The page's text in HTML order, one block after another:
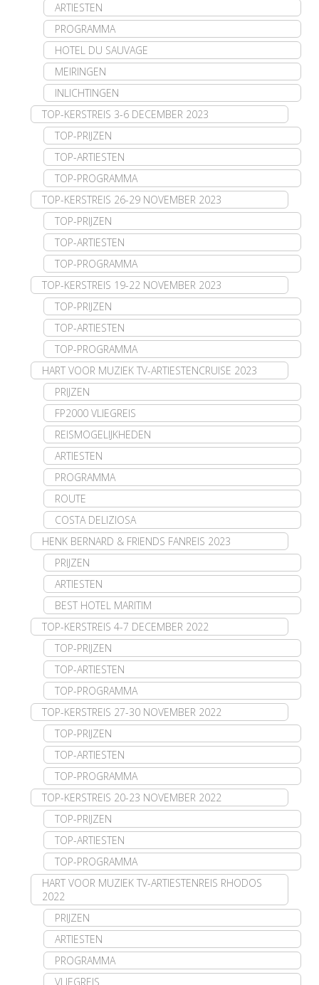
ARTIESTEN
PROGRAMMA
HOTEL DU SAUVAGE
MEIRINGEN
INLICHTINGEN
TOP-KERSTREIS 3-6 DECEMBER 2023
TOP-PRIJZEN
TOP-ARTIESTEN
TOP-PROGRAMMA
TOP-KERSTREIS 26-29 NOVEMBER 2023
TOP-PRIJZEN
TOP-ARTIESTEN
TOP-PROGRAMMA
TOP-KERSTREIS 19-22 NOVEMBER 2023
TOP-PRIJZEN
TOP-ARTIESTEN
TOP-PROGRAMMA
HART VOOR MUZIEK TV-ARTIESTENCRUISE 2023
PRIJZEN
FP2000 VLIEGREIS
REISMOGELIJKHEDEN
ARTIESTEN
PROGRAMMA
ROUTE
COSTA DELIZIOSA
HENK BERNARD & FRIENDS FANREIS 2023
PRIJZEN
ARTIESTEN
BEST HOTEL MARITIM
TOP-KERSTREIS 4-7 DECEMBER 2022
TOP-PRIJZEN
TOP-ARTIESTEN
TOP-PROGRAMMA
TOP-KERSTREIS 27-30 NOVEMBER 2022
TOP-PRIJZEN
TOP-ARTIESTEN
TOP-PROGRAMMA
TOP-KERSTREIS 20-23 NOVEMBER 2022
TOP-PRIJZEN
TOP-ARTIESTEN
TOP-PROGRAMMA
HART VOOR MUZIEK TV-ARTIESTENREIS RHODOS
2022
PRIJZEN
ARTIESTEN
PROGRAMMA
VLIEGREIS